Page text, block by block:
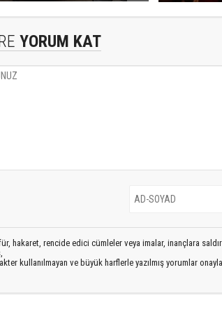
YORUM KAT
hakaret, rencide edici cümleler veya imalar, inançlara
kullanılmayan ve büyük harflerle yazılmış yorumlar